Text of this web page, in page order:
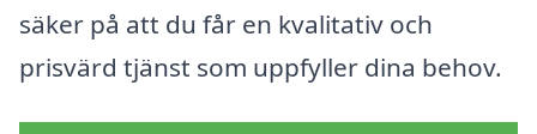
säker på att du får en kvalitativ och
prisvärd tjänst som uppfyller dina behov.